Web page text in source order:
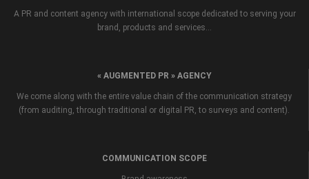
A PR and content agency with international scope dedicated to serving your
brand, products and services...
« AUGMENTED PR » AGENCY
We come along with the entire value chain of the communication strategy
(from auditing, through traditional or digital PR, to surveys and content).
COMMUNICATION SCOPE